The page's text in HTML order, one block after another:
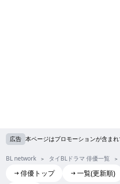
広告 本ページはプロモーションが含ま
BL network タイBLドラマ 俳優一覧
俳優トップ 一覧(更新順)